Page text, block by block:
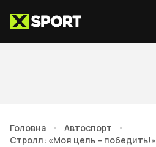
Головна • Автоспорт
•
Стролл: «Моя цель – победить!»